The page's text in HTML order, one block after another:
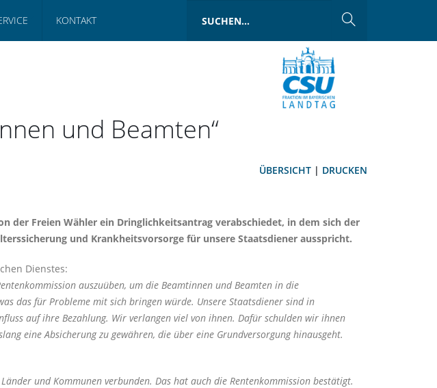
KONTAKT
und Beamten“
ÜBERSICHT | DRUCKEN
der Freien Wähler ein Dringlichkeitsantrag verabschiedet, in dem sich der
und Krankheitsvorsorge für unsere Staatsdiener ausspricht.
Dienstes:
auszuüben, um die Beamtinnen und Beamten in die
das für Probleme mit sich bringen würde. Unsere Staatsdiener sind in
auf ihre Bezahlung. Wir verlangen viel von ihnen. Dafür schulden wir ihnen
eine Absicherung zu gewähren, die über eine Grundversorgung hinausgeht.
und Kommunen verbunden. Das hat auch die Rentenkommission bestätigt.